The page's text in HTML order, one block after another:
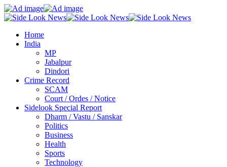
Home
India
MP
Jabalpur
Dindori
Crime Record
SCAM
Court / Ordes / Notice
Sidelook Special Report
Dharm / Vastu / Sanskar
Politics
Business
Health
Sports
Technology